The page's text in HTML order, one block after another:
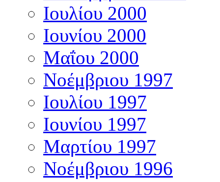
Ιουλίου 2000
Ιουνίου 2000
Μαΐου 2000
Νοέμβριου 1997
Ιουλίου 1997
Ιουνίου 1997
Μαρτίου 1997
Νοέμβριου 1996